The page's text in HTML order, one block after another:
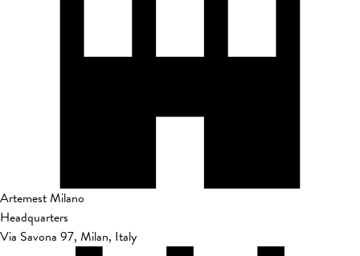
Artemest Milano
Headquarters
Via Savona 97, Milan, Italy